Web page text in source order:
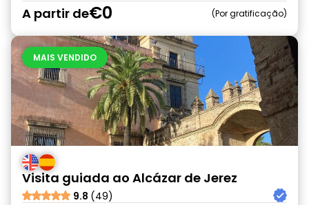
A partir de€0 Por gratificação
MAIS VENDIDO
Visita guiada ao Alcázar de Jerez
9.8 (49)